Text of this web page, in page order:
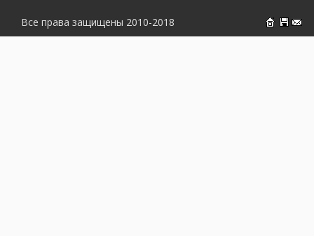
На
Все права защищены 2010-2018